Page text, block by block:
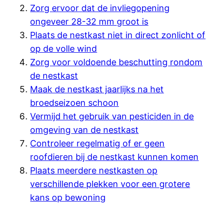
Zorg ervoor dat de invliegopening
ongeveer 28-32 mm groot is
Plaats de nestkast niet in direct zonlicht of
op de volle wind
Zorg voor voldoende beschutting rondom
de nestkast
Maak de nestkast jaarlijks na het
broedseizoen schoon
Vermijd het gebruik van pesticiden in de
omgeving van de nestkast
Controleer regelmatig of er geen
roofdieren bij de nestkast kunnen komen
Plaats meerdere nestkasten op
verschillende plekken voor een grotere
kans op bewoning